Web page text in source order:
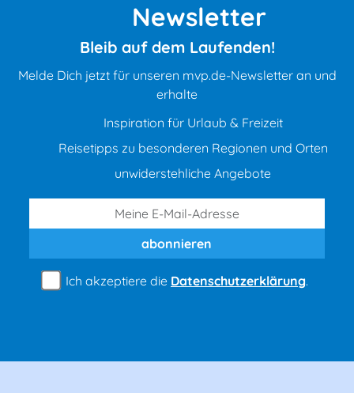
Newsletter
Bleib auf dem Laufenden!
Melde Dich jetzt für unseren mvp.de-Newsletter an und
erhalte
Inspiration für Urlaub & Freizeit
Reisetipps zu besonderen Regionen und Orten
unwiderstehliche Angebote
abonnieren
Ich akzeptiere die Datenschutzerklärung.